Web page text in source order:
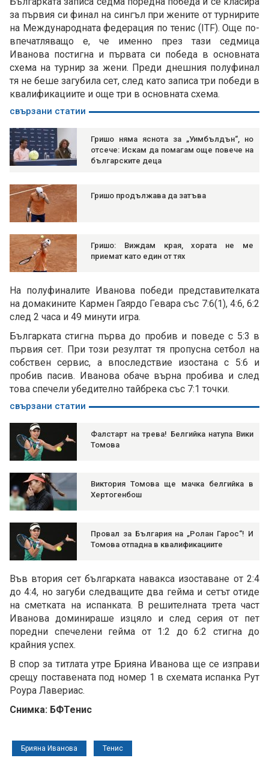
за първия си финал на сингъл при жените от турнирите
на Международната федерация по тенис (ITF). Още по-
впечатляващо е, че именно през тази седмица
Иванова постигна и първата си победа в основната
схема на турнир за жени. Преди днешния полуфинал
тя не беше загубила сет, след като записа три победи в
квалификациите и още три в основната схема.
свързани статии
Гришо няма яснота за „Уимбълдън“, но
отсече: Искам да помагам още повече на
българските деца
Гришо продължава да затъва
Гришо: Виждам края, хората не ме
приемат като един от тях
На полуфиналите Иванова победи представителката
на домакините Кармен Гаярдо Гевара със 7:6(1), 4:6, 6:2
след 2 часа и 49 минути игра.
Българката стигна първа до пробив и поведе с 5:3 в
първия сет. При този резултат тя пропусна сетбол на
собствен сервис, а впоследствие изостана с 5:6 и
пробив пасив. Иванова обаче върна пробива и след
това спечели убедително тайбрека със 7:1 точки.
свързани статии
Фалстарт на трева! Белгийка натупа Вики
Томова
Виктория Томова ще мачка белгийка в
Хертогенбош
Провал за България на „Ролан Гарос“! И
Томова отпадна в квалификациите
Във втория сет българката навакса изоставане от 2:4
до 4:4, но загуби следващите два гейма и сетът отиде
на сметката на испанката. В решителната трета част
Иванова доминираше изцяло и след серия от пет
поредни спечелени гейма от 1:2 до 6:2 стигна до
крайния успех.
В спор за титлата утре Брияна Иванова ще се изправи
срещу поставената под номер 1 в схемата испанка Рут
Роура Лавериас.
Снимка: БФТенис
Брияна Иванова Тенис